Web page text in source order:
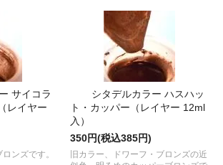
サイコラ
レイヤー
ンズです。
シタデルカラー ハスハッ
ト・カッパー（レイヤー 12ml
入）
350円(税込385円)
旧カラー、ドワーフ・ブロンズの近